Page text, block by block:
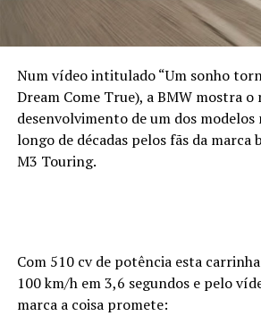
Num vídeo intitulado “Um sonho
Dream Come True), a BMW mostra
desenvolvimento de um dos modelos
longo de décadas pelos fãs da marca
M3 Touring.
Com 510 cv de potência esta
100 km/h em 3,6 segundos e pelo
marca a coisa promete: